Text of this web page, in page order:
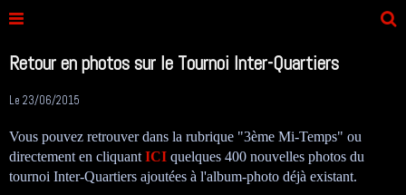
Retour en photos sur le Tournoi Inter-Quartiers
Le 23/06/2015
Vous pouvez retrouver dans la rubrique "3ème Mi-Temps" ou
directement en cliquant ICI quelques 400 nouvelles photos du
tournoi Inter-Quartiers ajoutées à l'album-photo déjà existant.